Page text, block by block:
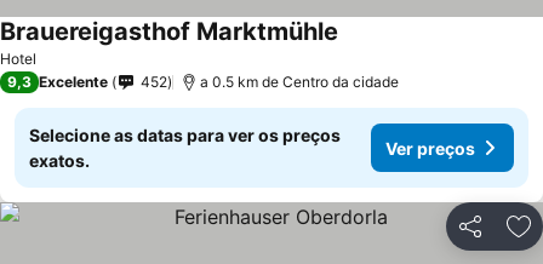
Hotel
Brauereigasthof Marktmühle
9,3 Excelente 452 a 0.5 km de Centro da cidade
Selecione as datas para ver os preços
exatos.
Ver preços
Partilhar